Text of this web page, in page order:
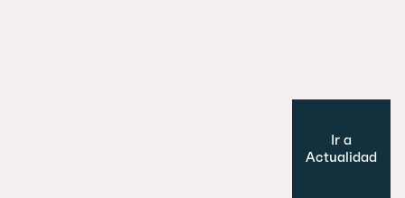
Ir a
Actualidad